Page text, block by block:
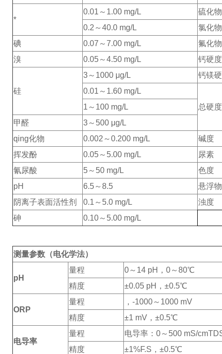
*
0.01～1.00 mg/L
硫化物
0.2～40.0 mg/L
氯化物
碘
0.07～7.00 mg/L
氟化物
溴
0.05～4.50 mg/L 钙硬度
硅
3～1000 μg/L
钙镁
0.01～1.60 mg/L
总硬度
1～100 mg/L
甲醛
3～500 μg/L
qing化物
0.002～0.200 mg/L
碱度
挥发酚
0.05～5.00 mg/L
尿素
氰尿酸
5～50 mg/L
色度
pH
6.5～8.5
悬浮物
阴离子表面活性剂
0.1～5.0 mg/L
浊度
砷
0.10～5.00 mg/L
测量参数（电化学法）
pH
量程
0～14 pH，0～80℃
精度
±0.05 pH，±0.5℃
ORP
量程 ， -1000～1000 mV
精度
±1 mV，±0.5℃
电导率
量程 电导率：0～500 mS/cm
精度
±1%F.S，±0.5℃